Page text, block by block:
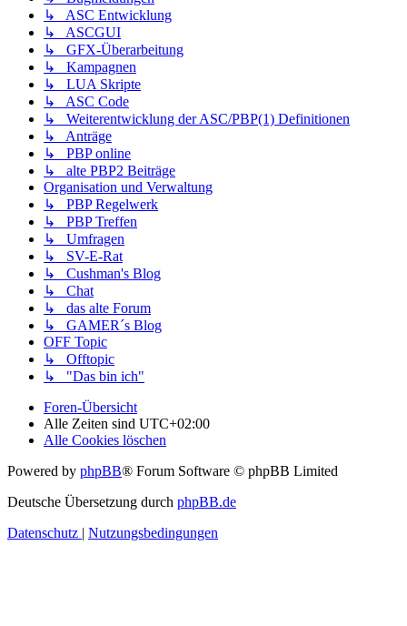
↳ ASC Entwicklung
↳ ASCGUI
↳ GFX-Überarbeitung
↳ Kampagnen
↳ LUA Skripte
↳ ASC Code
↳ Weiterentwicklung der ASC/PBP(1) Definitionen
↳ Anträge
↳ PBP online
↳ alte PBP2 Beiträge
Organisation und Verwaltung
↳ PBP Regelwerk
↳ PBP Treffen
↳ Umfragen
↳ SV-E-Rat
↳ Cushman's Blog
↳ Chat
↳ das alte Forum
↳ GAMER´s Blog
OFF Topic
↳ Offtopic
↳ "Das bin ich"
Foren-Übersicht
Alle Zeiten sind UTC+02:00
Alle Cookies löschen
Powered by phpBB® Forum Software © phpBB Limited
Deutsche Übersetzung durch phpBB.de
Datenschutz | Nutzungsbedingungen